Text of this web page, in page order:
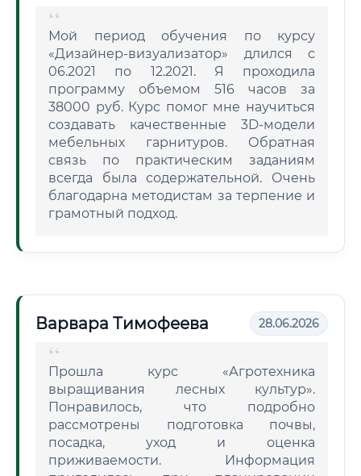
Мой период обучения по курсу
«Дизайнер-визуализатор» длился с
06.2021 по 12.2021. Я проходила
программу объемом 516 часов за
38000 руб. Курс помог мне научиться
создавать качественные 3D-модели
мебельных гарнитуров. Обратная
связь по практическим заданиям
всегда была содержательной. Очень
благодарна методистам за терпение и
грамотный подход.
Варвара Тимофеева 28.06.2026
Прошла курс «Агротехника
выращивания лесных культур».
Понравилось, что подробно
рассмотрены подготовка почвы,
посадка, уход и оценка
приживаемости. Информация